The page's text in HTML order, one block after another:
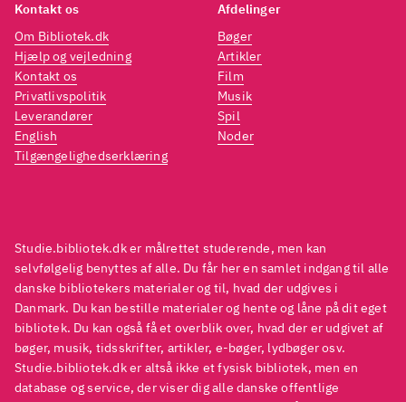
Studie.bibliotek.dk er målrettet studerende, men kan
selvfølgelig benyttes af alle. Du får her en samlet indgang til alle
danske bibliotekers materialer og til, hvad der udgives i
Danmark. Du kan bestille materialer og hente og låne på dit eget
bibliotek. Du kan også få et overblik over, hvad der er udgivet af
bøger, musik, tidsskrifter, artikler, e-bøger, lydbøger osv.
Studie.bibliotek.dk er altså ikke et fysisk bibliotek, men en
database og service, der viser dig alle danske offentlige
Kontakt os
Om Bibliotek.dk
Hjælp og vejledning
Kontakt os
Privatlivspolitik
Leverandører
English
Tilgængelighedserklæring
Afdelinger
Bøger
Artikler
Film
Musik
Spil
Noder